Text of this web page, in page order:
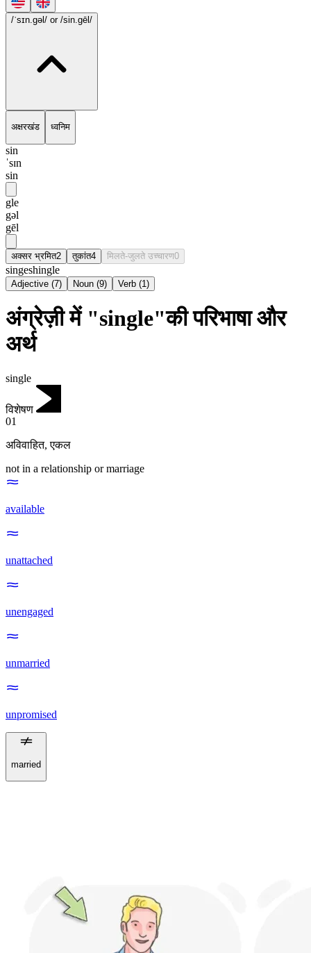
/ˈsɪn.gəl/ or /sin.gēl/
अक्षरखंड ध्वनिम
sin
ˈsɪn
sin
gle
gəl
gēl
अक्सर भ्रमित2 तुकांत4 मिलते-जुलते उच्चारण0
singeshingle
Adjective (7) Noun (9) Verb (1)
अंग्रेज़ी में "single"की परिभाषा और
अर्थ
single
विशेषण
01
अविवाहित,एकल
not in a relationship or marriage
available
unattached
unengaged
unmarried
unpromised
married